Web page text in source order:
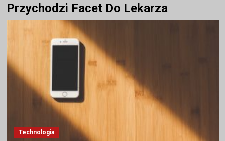
Przychodzi Facet Do Lekarza
Technologia